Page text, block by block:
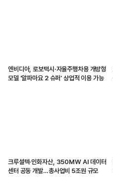
엔비디아, 로보택시·자율주행차용 개방형
모델 ‘알파마요 2 슈퍼’ 상업적 이용 가능
크루셜텍·인화자산, 350MW AI 데이터
센터 공동 개발…총사업비 5조원 규모